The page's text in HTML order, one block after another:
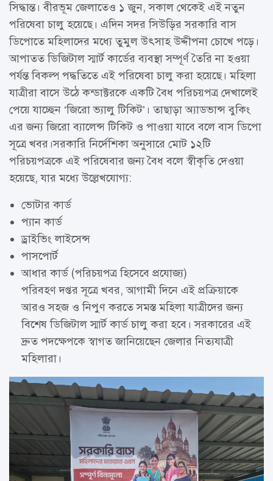
সিদ্ধান্ত। বীরভূম জেলাতেও ১ জুন, সকাল থেকেই এই নতুন
পরিষেবা চালু হয়েছে। এদিন সদর সিউড়ির সরকারি বাস
ডিপোতে মহিলাদের মধ্যে তুমুল উৎসাহ উদ্দীপনা চোখে পড়ে।
আপাতত ডিজিটাল স্মার্ট কার্ডের ব্যবস্থা সম্পূর্ণ তৈরি না হওয়া
পর্যন্ত বিকল্প পদ্ধতিতে এই পরিষেবা চালু করা হয়েছে। মহিলা
যাত্রীরা বাসে উঠে কন্ডাক্টরকে একটি বৈধ পরিচয়পত্র দেখালেই
পেয়ে যাচ্ছেন ‘জিরো ভ্যালু টিকিট’। তাছাড়া অ্যাডভান্স বুকিং
এর জন্য জিরো ব্যালেন্স টিকিট ও পাওয়া যাবে বলে বাস ডিপো
সূত্রে খবর।সরকারি নির্দেশিকা অনুসারে মোট ১২টি
পরিচয়পত্রকে এই পরিষেবার জন্য বৈধ বলে স্বীকৃতি দেওয়া
হয়েছে, যার মধ্যে উল্লেখযোগ্য:
ভোটার কার্ড
প্যান কার্ড
ড্রাইভিং লাইসেন্স
পাসপোর্ট
আধার কার্ড (পরিচয়পত্র হিসেবে প্রযোজ্য)
পরিবহণ দপ্তর সূত্রে খবর, আগামী দিনে এই প্রক্রিয়াকে
আরও সহজ ও নিপুণ করতে সমস্ত মহিলা যাত্রীদের জন্য
বিশেষ ডিজিটাল স্মার্ট কার্ড চালু করা হবে। সরকারের এই
দ্রুত পদক্ষেপকে স্বাগত জানিয়েছেন জেলার নিত্যযাত্রী
মহিলারা।